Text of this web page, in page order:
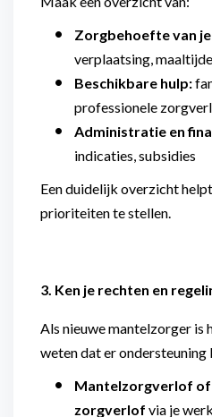
Zorgbehoefte van
verplaatsing,
Beschikbare hulp:
professionele
Administratie en
indicaties, subsidies
Een duidelijk overzicht
prioriteiten te stellen.
3. Ken je rechten en
Als nieuwe mantelzorger is
weten dat er ondersteuning
Mantelzorgverlof
zorgverlof via je